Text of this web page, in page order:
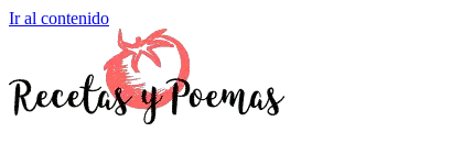
Ir al contenido